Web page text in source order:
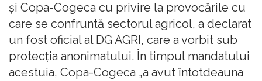
și Copa-Cogeca cu privire la provocările cu
care se confruntă sectorul agricol, a declarat
un fost oficial al DG AGRI, care a vorbit sub
protecția anonimatului. În timpul mandatului
acestuia, Copa-Cogeca „a avut întotdeauna